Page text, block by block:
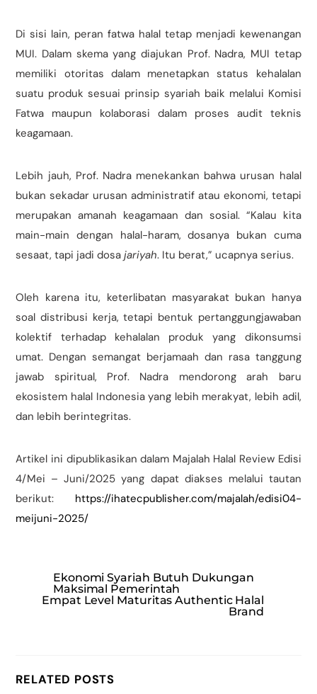
Di sisi lain, peran fatwa halal tetap menjadi kewenangan
MUI. Dalam skema yang diajukan Prof. Nadra, MUI tetap
memiliki otoritas dalam menetapkan status kehalalan
suatu produk sesuai prinsip syariah baik melalui Komisi
Fatwa maupun kolaborasi dalam proses audit teknis
keagamaan.
Lebih jauh, Prof. Nadra menekankan bahwa urusan halal
bukan sekadar urusan administratif atau ekonomi, tetapi
merupakan amanah keagamaan dan sosial. “Kalau kita
main-main dengan halal-haram, dosanya bukan cuma
sesaat, tapi jadi dosajariyah. Itu berat,” ucapnya serius.
Oleh karena itu, keterlibatan masyarakat bukan hanya
soal distribusi kerja, tetapi bentuk pertanggungjawaban
kolektif terhadap kehalalan produk yang dikonsumsi
umat. Dengan semangat berjamaah dan rasa tanggung
jawab spiritual, Prof. Nadra mendorong arah baru
ekosistem halal Indonesia yang lebih merakyat, lebih adil,
dan lebih berintegritas.
Artikel ini dipublikasikan dalam Majalah Halal Review Edisi
4/Mei – Juni/2025 yang dapat diakses melalui tautan
berikut: https://ihatecpublisher.com/majalah/edisi04-
meijuni-2025/
Ekonomi Syariah Butuh Dukungan
Maksimal Pemerintah
Empat Level Maturitas Authentic Halal
Brand
RELATED POSTS